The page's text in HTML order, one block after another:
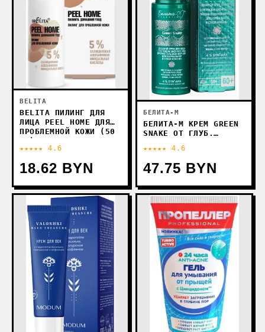
BELITA
BELITA ПИЛИНГ ДЛЯ
ЛИЦА PEEL HOME ДЛЯ
ПРОБЛЕМНОЙ КОЖИ (50
МЛ)
★★★★★ 4.6
18.62 BYN
БЕЛИТА-М
БЕЛИТА-М КРЕМ GREEN
SNAKE ОТ ГЛУБ.
СУХОЙ КОЖИ 60+ 50 Г
★★★★★ 4.6
47.75 BYN